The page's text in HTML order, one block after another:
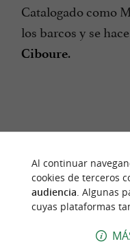
Catalogado como
los barcos y se
Ciboure.
¡Descubre los
Juan de Luz!
Al continuar
cookies de terceros
audiencia. Algunas
cuyas plataformas